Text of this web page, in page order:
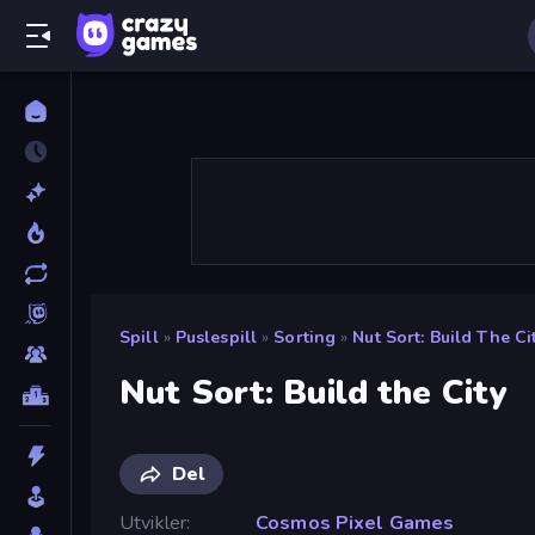
Spill » Puslespill » Sorting » Nut Sort: Build The
Nut Sort: Build the City
Del
Utvikler
Cosmos Pixel Games